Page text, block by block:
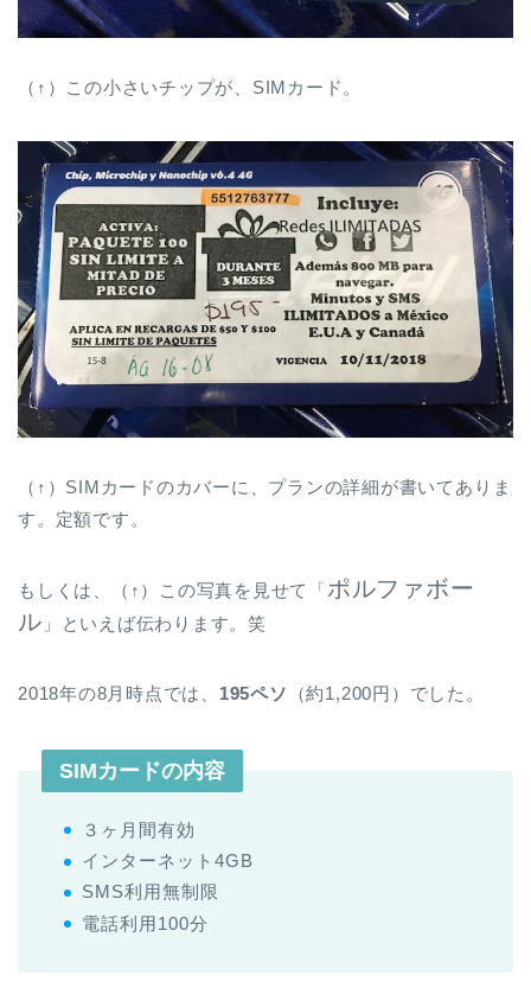
（↑）この小さいチップが、SIMカード。
（↑）SIMカードのカバーに、プランの詳細が書いてありま
す。定額です。
もしくは、（↑）この写真を見せて「ポルファボー
ル 」といえば伝わります。笑
2018年の8月時点では、 195ペソ （約1,200円）でした。
SIMカードの内容
３ヶ月間有効
インターネット4GB
SMS利用無制限
電話利用100分